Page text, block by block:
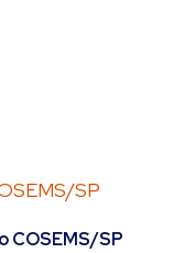
COSEMS/SP